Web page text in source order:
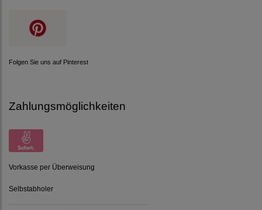
Folgen Sie uns auf Pinterest
Zahlungsmöglichkeiten
Vorkasse per Überweisung
Selbstabholer